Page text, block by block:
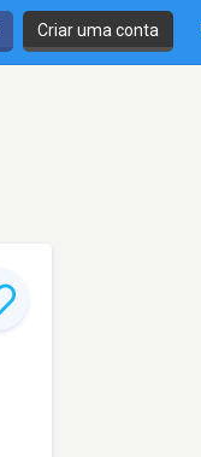
Criar uma conta